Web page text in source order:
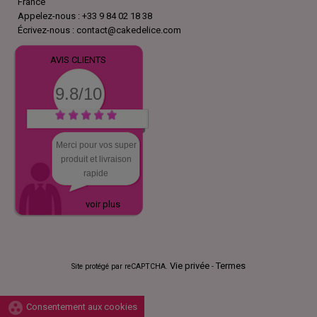
Appelez-nous : +33 9 84 02 18 38
Écrivez-nous : contact@cakedelice.com
AVIS CLIENTS
9.8/10
Merci pour vos super
produit et livraison
rapide
voir plus
Site protégé par reCAPTCHA. Vie privée - Termes
group_work Consentement aux cookies